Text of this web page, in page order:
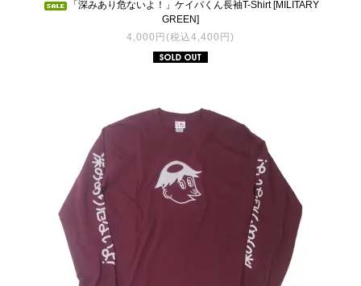
「深みあり危ないよ！」ケイパくん長袖T-Shirt [MILITARY
GREEN]
4,000円(税込4,400円)